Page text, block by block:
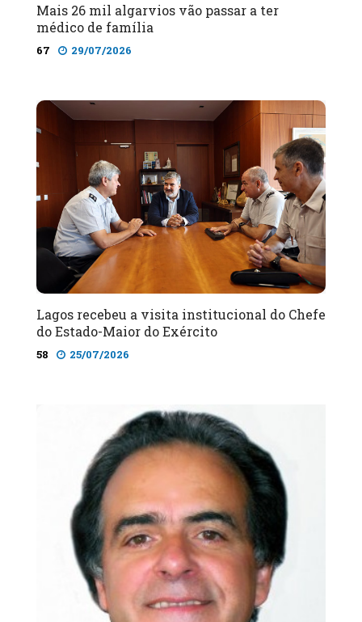
Mais 26 mil algarvios vão passar a ter
médico de família
67 29/07/2026
Lagos recebeu a visita institucional do Chefe
do Estado-Maior do Exército
58 25/07/2026